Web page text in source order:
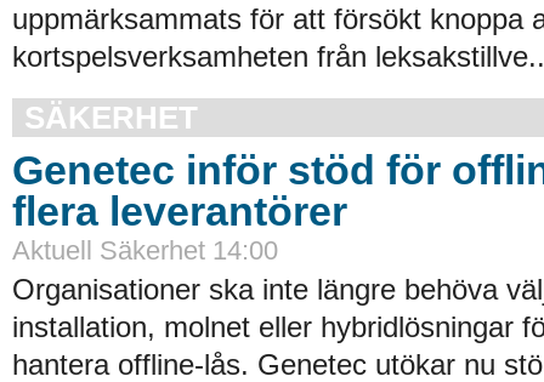
uppmärksammats för att försökt knoppa
kortspelsverksamheten från leksakstillve..
SÄKERHET
Genetec inför stöd för
flera leverantörer
Aktuell Säkerhet 14:00
Organisationer ska inte längre behöva
installation, molnet eller hybridlösningar
hantera offline-lås. Genetec utökar nu